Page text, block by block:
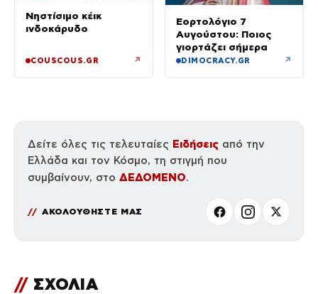
Νηστίσιμο κέικ
ινδοκάρυδο
COUSCOUS.GR ↗
Εορτολόγιο 7
Αυγούστου: Ποιος
γιορτάζει σήμερα
DIMOCRACY.GR ↗
Δείτε όλες τις τελευταίες Ειδήσεις από την
Ελλάδα και τον Κόσμο, τη στιγμή που
συμβαίνουν, στο ΔΕΔΟΜΕΝΟ.
ΑΚΟΛΟΥΘΗΣΤΕ ΜΑΣ
// ΣΧΟΛΙΑ